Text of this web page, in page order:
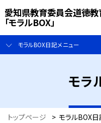
愛知県教育委員会道徳教
「モラルBOX」
モラルBOX日記メニュー
モラ
トップページ > モラルBOX